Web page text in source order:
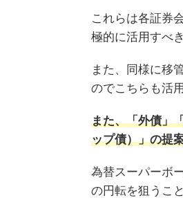
これらは各証券
極的に活用すべき
また、同様に移
のでこちらも活
また、「外債」
ップ債）」の提
為替スーパーボ
の円転を狙うこ